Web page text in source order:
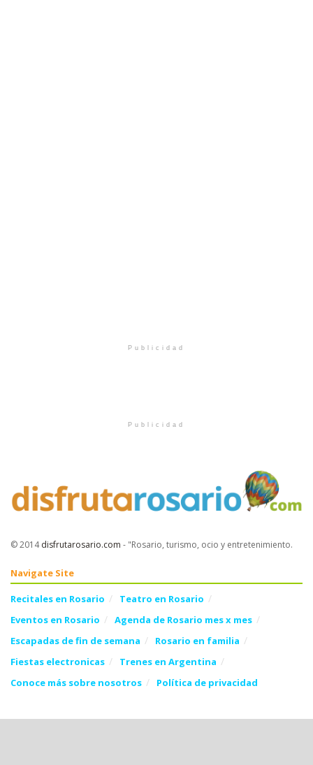
Publicidad
Publicidad
© 2014disfrutarosario.com - "Rosario, turismo, ocio y entretenimiento.
Navigate Site
Recitales en Rosario
Teatro en Rosario
Eventos en Rosario
Agenda de Rosario mes x mes
Escapadas de fin de semana
Rosario en familia
Fiestas electronicas
Trenes en Argentina
Conoce más sobre nosotros
Política de privacidad